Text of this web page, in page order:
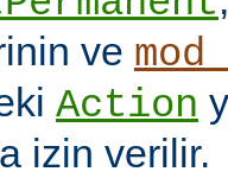
ve
Action
izin verilir.